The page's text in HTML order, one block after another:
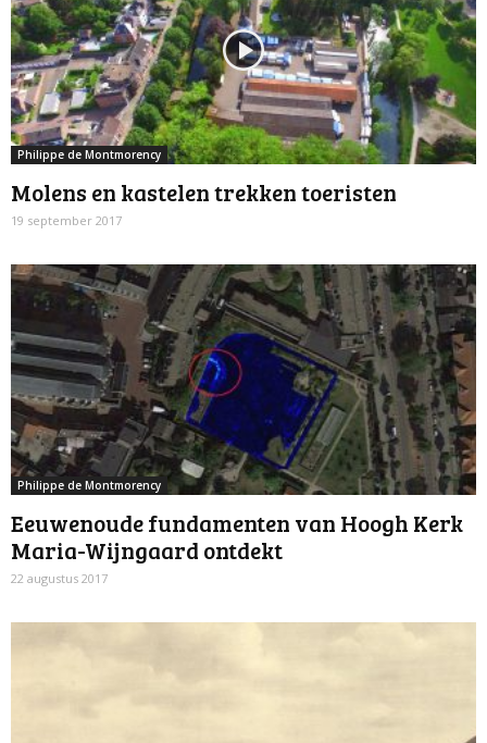
Philippe de Montmorency
Molens en kastelen trekken toeristen
19 september 2017
Philippe de Montmorency
Eeuwenoude fundamenten van Hoogh Kerk
Maria-Wijngaard ontdekt
22 augustus 2017